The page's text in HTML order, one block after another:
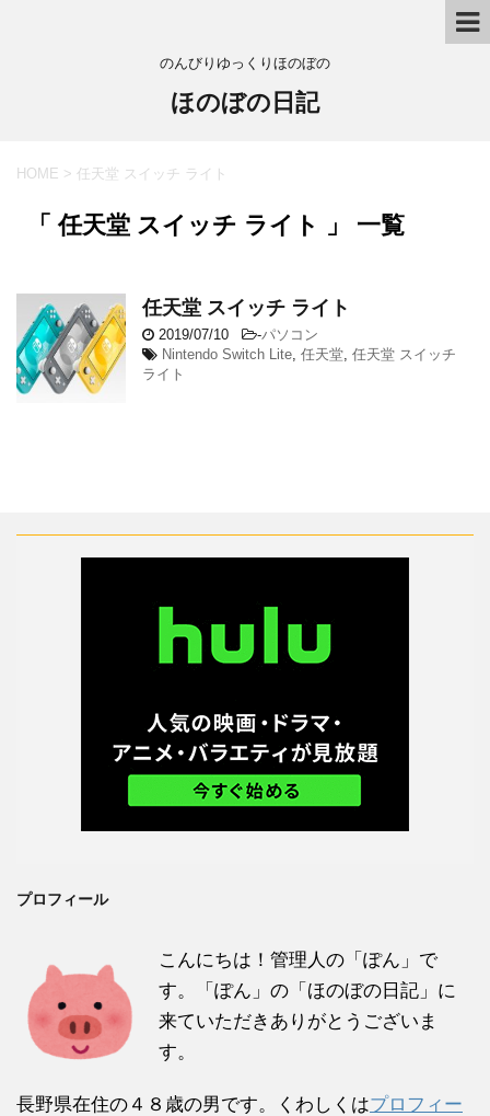
のんびりゆっくりほのぼの
ほのぼの日記
HOME > 任天堂 スイッチ ライト
「 任天堂 スイッチ ライト 」 一覧
任天堂 スイッチ ライト
2019/07/10 -パソコン
Nintendo Switch Lite 任天堂 任天堂 スイッチ
ライト
プロフィール
こんにちは！管理人の「ぽん」で
す。「ぽん」の「ほのぼの日記」に
来ていただきありがとうございま
す。
長野県在住の４８歳の男です。くわしくはプロフィー